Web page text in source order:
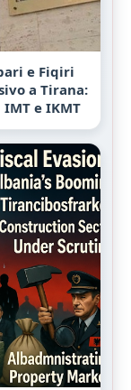
e Fiqiri
a Tirana:
e IKMT